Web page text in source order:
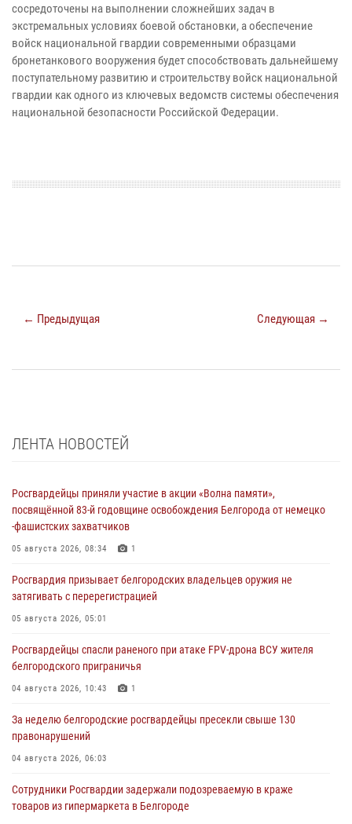
сосредоточены на выполнении сложнейших задач в
экстремальных условиях боевой обстановки, а обеспечение
войск национальной гвардии современными образцами
бронетанкового вооружения будет способствовать дальнейшему
поступательному развитию и строительству войск национальной
гвардии как одного из ключевых ведомств системы обеспечения
национальной безопасности Российской Федерации.
← Предыдущая Следующая →
ЛЕНТА НОВОСТЕЙ
Росгвардейцы приняли участие в акции «Волна памяти»,
посвящённой 83‑й годовщине освобождения Белгорода от немецко
‑фашистских захватчиков
05 августа 2026, 08:34 1
Росгвардия призывает белгородских владельцев оружия не
затягивать с перерегистрацией
05 августа 2026, 05:01
Росгвардейцы спасли раненого при атаке FPV-дрона ВСУ жителя
белгородского приграничья
04 августа 2026, 10:43 1
За неделю белгородские росгвардейцы пресекли свыше 130
правонарушений
04 августа 2026, 06:03
Сотрудники Росгвардии задержали подозреваемую в краже
товаров из гипермаркета в Белгороде